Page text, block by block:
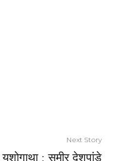
Next Story
यशोगाथा : समीर देशपांडे